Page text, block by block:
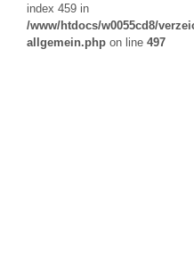
index 459 in
/www/htdocs/w0055cd8/
allgemein.php on line 497